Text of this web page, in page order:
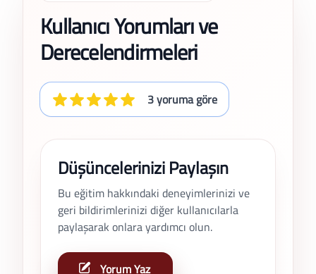
Kullanıcı Yorumları ve
Derecelendirmeleri
3 yoruma göre
Düşüncelerinizi Paylaşın
Bu eğitim hakkındaki deneyimlerinizi ve
geri bildirimlerinizi diğer kullanıcılarla
paylaşarak onlara yardımcı olun.
Yorum Yaz